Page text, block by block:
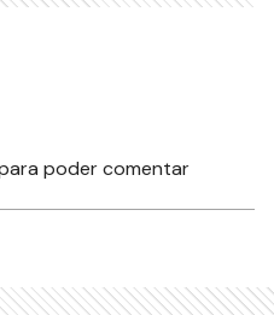
poder comentar